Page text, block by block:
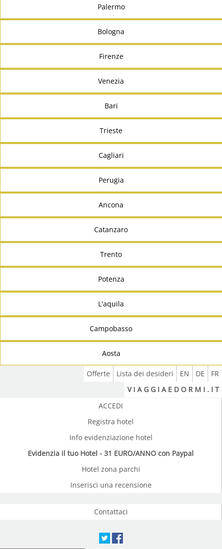
Palermo
Bologna
Firenze
Venezia
Bari
Trieste
Cagliari
Perugia
Ancona
Catanzaro
Trento
Potenza
L'aquila
Campobasso
Aosta
FR
DE
EN
Lista dei desideri
Offerte
V I A G G I A E D O R M I . I T
ACCEDI
Registra hotel
Info evidenziazione hotel
Evidenzia il tuo Hotel - 31 EURO/ANNO con Paypal
Hotel zona parchi
Inserisci una recensione
Contattaci